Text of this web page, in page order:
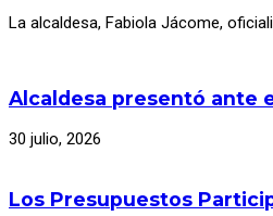
La alcaldesa, Fabiola Jácome,
Alcaldesa presentó ante
30 julio, 2026
Los Presupuestos